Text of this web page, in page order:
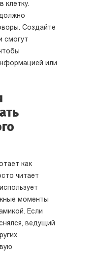
клетку.
Создайте
смогут
или
как
читает
моменты
Если
ведущий